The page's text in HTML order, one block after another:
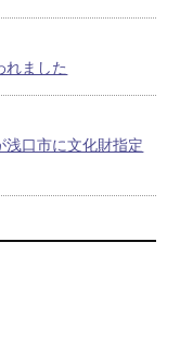
れました
浅口市に文化財指定